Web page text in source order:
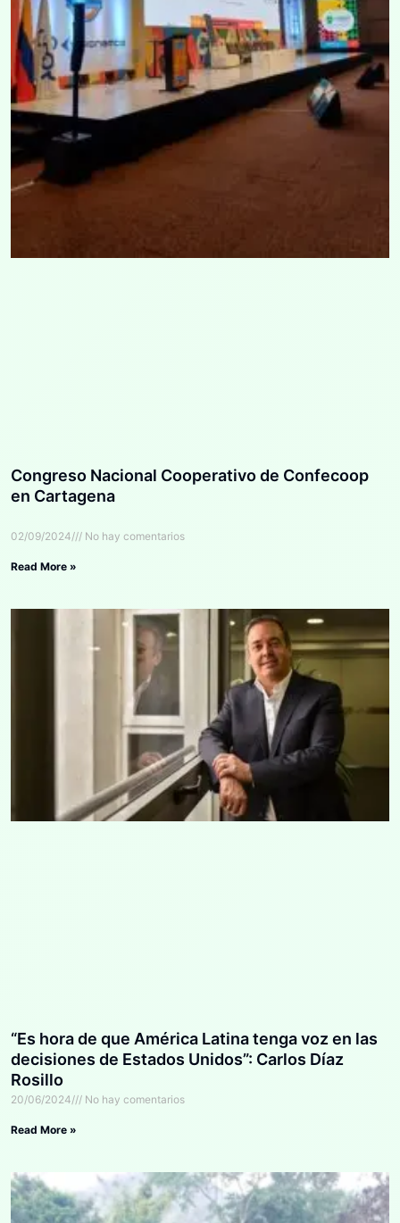
Congreso Nacional Cooperativo de Confecoop
en Cartagena
02/09/2024 No hay comentarios
Read More »
“Es hora de que América Latina tenga voz en las
decisiones de Estados Unidos”: Carlos Díaz
Rosillo
20/06/2024 No hay comentarios
Read More »